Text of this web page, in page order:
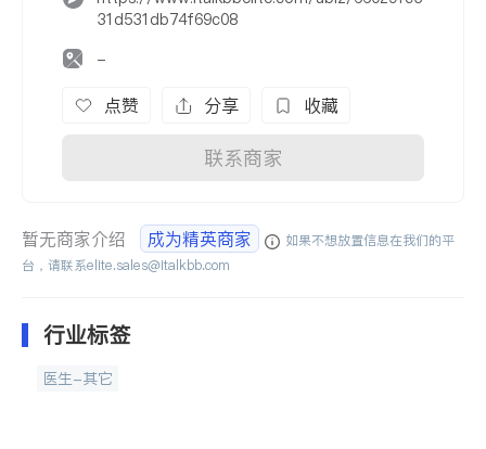
31d531db74f69c08
-
点赞 分享 收藏
联系商家
暂无商家介绍 成为精英商家
如果不想放置信息在我们的平
台，请联系elite.sales@italkbb.com
行业标签
医生-其它